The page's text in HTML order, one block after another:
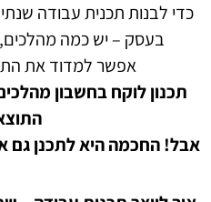
כדי לבנות תכנית עבודה
בעסק – יש כמה
אפשר למדוד את
תכנון לוקח בחשבון
אבל! החכמה היא לתכנן גם